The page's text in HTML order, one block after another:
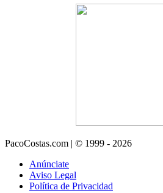
PacoCostas.com | © 1999 - 2026
Anúnciate
Aviso Legal
Política de Privacidad